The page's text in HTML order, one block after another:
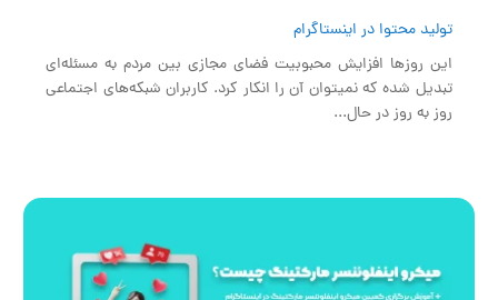
تولید محتوا در اینستاگرام
این روزها افزایش محبوبیت فضای مجازی بین مردم به مسئله‌ای
تبدیل شده که نمیتوان آن را انکار کرد. کاربران شبکه‌های اجتماعی
روز به روز در حال...